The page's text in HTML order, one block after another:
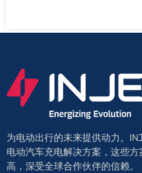
为电动出行的未来提供动力。
电动汽车充电解决方案，这些
高，深受全球合作伙伴的信赖。